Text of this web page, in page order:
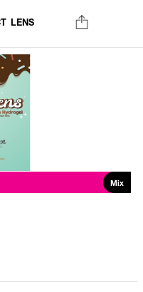
LENS
Mix